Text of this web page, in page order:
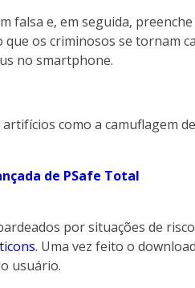
falsa e, em seguida, preenche
os criminosos se tornam
no smartphone.
como a camuflagem
de PSafe Total
por situações de
. Uma vez feito o
usuário.